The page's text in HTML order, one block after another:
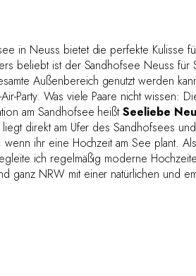
in Neuss bietet die perfekte Kulisse
beliebt ist der Sandhofsee Neuss für
Außenbereich genutzt werden
Party. Was viele Paare nicht wissen:
am Sandhofsee heißtSeeliebe
direkt am Ufer des Sandhofsees
wenn ihr eine Hochzeit am See plant. Als
ich regelmäßig moderne
ganz NRW mit einer natürlichen und